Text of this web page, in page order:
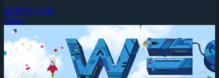
2018年3月18日
Dota 2